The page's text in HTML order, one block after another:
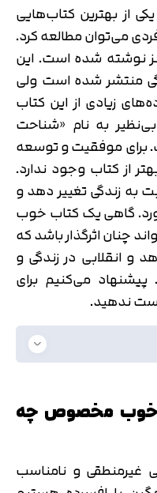
یکی از بهترین کتاب‌هایی
می‌توان مطالعه کرد.
نوشته شده است. این
منتشر شده است ولی
زیادی از این کتاب
به نام «شناحت
برای موفقیت و توسعه
از کتاب وجود ندارد.
به زندگی تغییر دهد و
گاهی یک کتاب خوب
چنان اثرگذار باشد که
انقلابی در زندگی و
می‌کنیم برای
دست ندهید.
خوب مخصوص چه
غیرمنطقی و نامناسب